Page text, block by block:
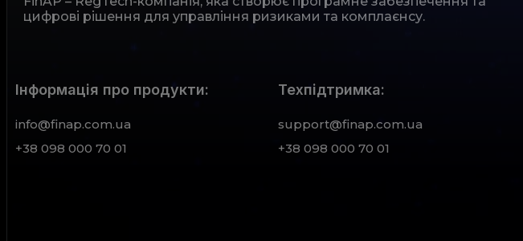
цифрові рішення для управління ризиками та комплаєнсу.
Інформація про продукти:
info@finap.com.ua
+38 098 000 70 01
Техпідтримка:
support@finap.com.ua
+38 098 000 70 01